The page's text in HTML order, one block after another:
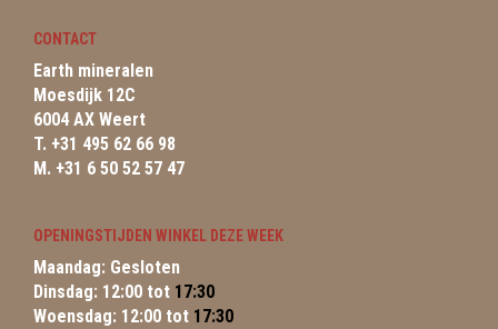
CONTACT
Earth mineralen
Moesdijk 12C
6004 AX Weert
T. +31 495 62 66 98
M. +31 6 50 52 57 47
OPENINGSTIJDEN WINKEL DEZE WEEK
Maandag: Gesloten
Dinsdag: 12:00 tot 17:30
Woensdag: 12:00 tot 17:30